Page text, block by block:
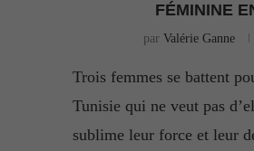
FÉMININE
par Valérie Ganne
Trois femmes se battent
Tunisie qui ne veut pas
sublime leur force et leur